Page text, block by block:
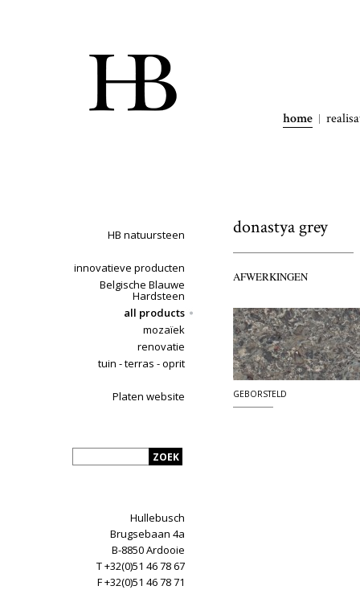
home
HB natuursteen
innovatieve producten
Belgische Blauwe
Hardsteen
all products
mozaïek
renovatie
tuin - terras - oprit
Platen website
Hullebusch
Brugsebaan 4a
B-8850 Ardooie
T +32(0)51 46 78 67
F +32(0)51 46 78 71
donastya grey
AFWERKINGEN
GEBORSTELD